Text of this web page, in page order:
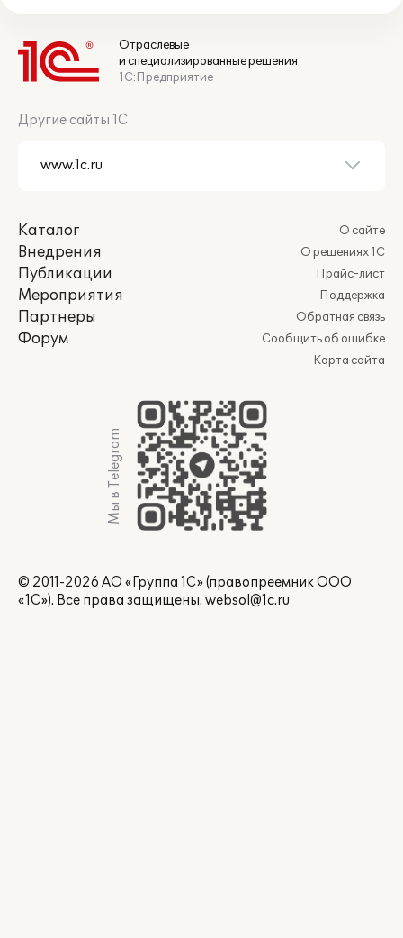
Отраслевые
и специализированные решения
1С:Предприятие
Другие сайты 1С
Каталог
Внедрения
Публикации
Мероприятия
Партнеры
Форум
О сайте
О решениях 1С
Прайс-лист
Поддержка
Обратная связь
Сообщить об ошибке
Карта сайта
Мы в Telegram
© 2011-2026 АО «Группа 1С» (правопреемник ООО
«1С»). Все права защищены. websol@1c.ru